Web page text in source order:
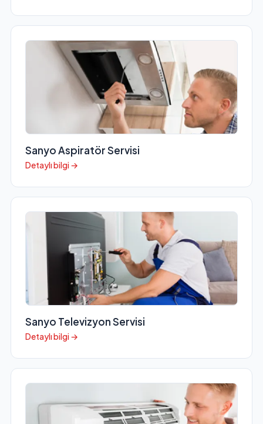
Sanyo Aspiratör Servisi
Detaylı bilgi →
Sanyo Televizyon Servisi
Detaylı bilgi →